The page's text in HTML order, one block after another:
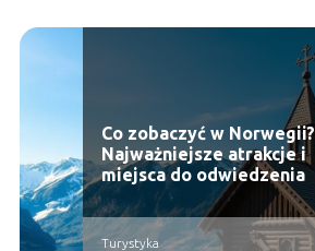
Co zobaczyć w Norwegii?
Najważniejsze atrakcje i
miejsca do odwiedzenia
Turystyka